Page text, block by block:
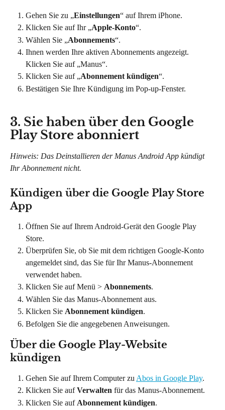
Gehen Sie zu „Einstellungen“ auf Ihrem iPhone.
Klicken Sie auf Ihr „Apple-Konto“.
Wählen Sie „Abonnements“.
Ihnen werden Ihre aktiven Abonnements angezeigt.
Klicken Sie auf „Manus“.
Klicken Sie auf „Abonnement kündigen“.
Bestätigen Sie Ihre Kündigung im Pop-up-Fenster.
3. Sie haben über den Google
Play Store abonniert
Hinweis: Das Deinstallieren der Manus Android App kündigt
Ihr Abonnement nicht.
Kündigen über die Google Play Store
App
Öffnen Sie auf Ihrem Android-Gerät den Google Play
Store.
Überprüfen Sie, ob Sie mit dem richtigen Google-Konto
angemeldet sind, das Sie für Ihr Manus-Abonnement
verwendet haben.
Klicken Sie auf Menü > Abonnements.
Wählen Sie das Manus-Abonnement aus.
Klicken Sie Abonnement kündigen.
Befolgen Sie die angegebenen Anweisungen.
Über die Google Play-Website
kündigen
Gehen Sie auf Ihrem Computer zu Abos in Google Play.
Klicken Sie auf Verwalten für das Manus-Abonnement.
Klicken Sie auf Abonnement kündigen.